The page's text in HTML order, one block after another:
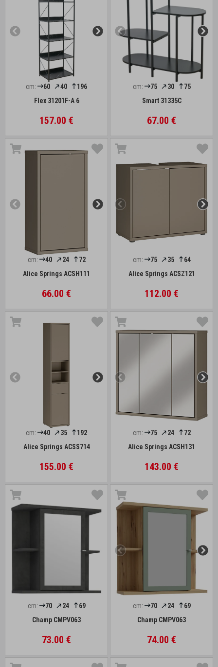
cm: 60 40
196
Flex 31201F-A 6
157.00 €
cm: 75 30
75
Smart 31335C
67.00 €
cm: 40 24
72
Alice Springs ACSH111
66.00 €
cm: 75 35
64
Alice Springs ACSZ121
112.00 €
cm: 40 35
192
Alice Springs ACSS714
155.00 €
cm: 75 24
72
Alice Springs ACSH131
143.00 €
cm: 70 24
69
Champ CMPV063
73.00 €
cm: 70 24
69
Champ CMPV063
74.00 €